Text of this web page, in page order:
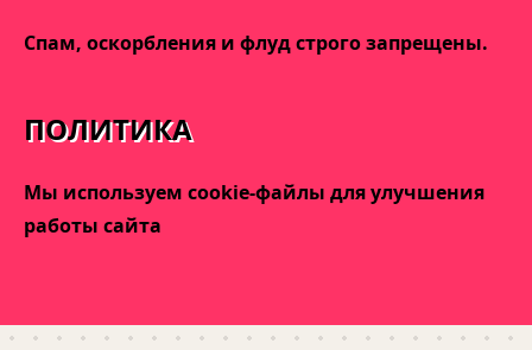
Спам, оскорбления и флуд строго запрещены.
ПОЛИТИКА
Мы используем cookie-файлы для улучшения
работы сайта